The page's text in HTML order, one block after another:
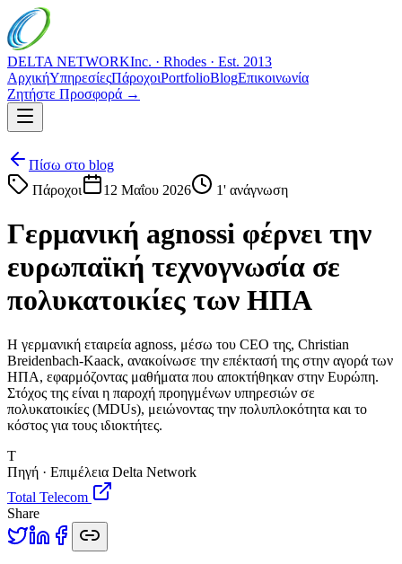
DELTA NETWORKInc. · Rhodes · Est. 2013
ΑρχικήΥπηρεσίεςΠάροχοιPortfolioBlogΕπικοινωνία
Ζητήστε Προσφορά →
Πίσω στο blog
Πάροχοι
12 Μαΐου 2026 1' ανάγνωση
Γερμανική agnossi φέρνει την
ευρωπαϊκή τεχνογνωσία σε
πολυκατοικίες των ΗΠΑ
Η γερμανική εταιρεία agnoss, μέσω του CEO της, Christian
Breidenbach-Kaack, ανακοίνωσε την επέκτασή της στην αγορά των
ΗΠΑ, εφαρμόζοντας μαθήματα που αποκτήθηκαν στην Ευρώπη.
Στόχος της είναι η παροχή προηγμένων υπηρεσιών σε
πολυκατοικίες (MDUs), μειώνοντας την πολυπλοκότητα και το
κόστος για τους ιδιοκτήτες.
T
Πηγή · Επιμέλεια Delta Network
Total Telecom
Share